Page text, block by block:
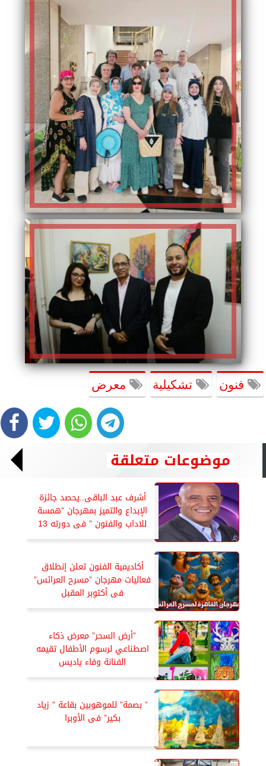
فنون تشكيلية معرض
موضوعات متعلقة
أشرف عبد الباقى..يحصد جائزة
الإبداع والتميز بمهرجان ”همسة
للاداب والفنون ” فى دورته 13
أكاديمية الفنون تعلن إنطلاق
فعاليات مهرجان ”مسرح العرائس”
فى أكتوبر المقبل
”أرض السحر” معرض ذكاء
اصطناعي لرسوم الأطفال تقيمه
الفنانة وفاء ياديس
” بصمة” للموهوبين بقاعة ” زياد
بكير” فى الأوبرا